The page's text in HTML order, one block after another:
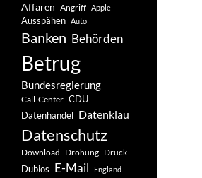
Affären Angriff Apple
Ausspähen Auto
Banken Behörden
Betrug
Bundesregierung
Call-Center CDU
Datenhandel Datenklau
Datenschutz
Download Drohung Druck
Dubios E-Mail England